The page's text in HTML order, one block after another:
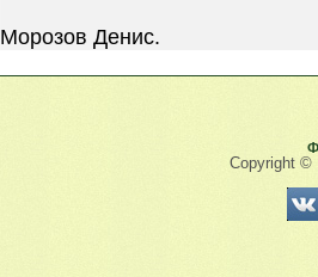
Морозов Денис.
Copyright ©